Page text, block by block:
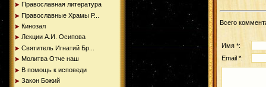
Православная литература
Православные Храмы Р...
Кинозал
Лекции А.И. Осипова
Святитель Игнатий Бр...
Молитва Отче наш
В помощь к исповеди
Закон Божий
Всего
Имя *:
Email *: